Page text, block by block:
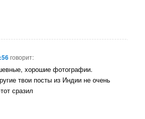
говорит:
хорошие фотографии.
твои посты из Индии не очень
сразил